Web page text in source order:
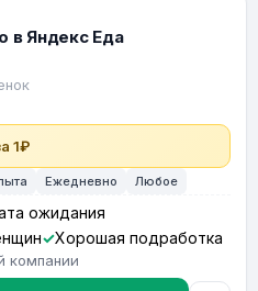
в Яндекс Еда
1₽
Ежедневно Любое
ожидания
Хорошая подработка
компании